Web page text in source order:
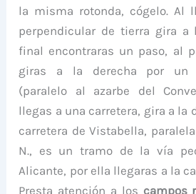
la misma rotonda, cógelo. Al
perpendicular de tierra gira a
final encontraras un paso, al
giras a la derecha por un
(paralelo al azarbe del
llegas a una carretera, gira a la
carretera de Vistabella,
N., es un tramo de la vía
Alicante, por ella llegaras a la
Presta atención a los campos